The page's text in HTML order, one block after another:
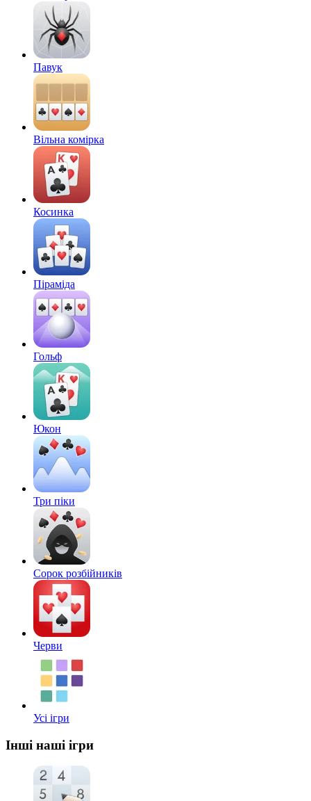
Павук
Вільна комірка
Косинка
Піраміда
Гольф
Юкон
Три піки
Сорок розбійників
Черви
Усі ігри
Інші наші ігри